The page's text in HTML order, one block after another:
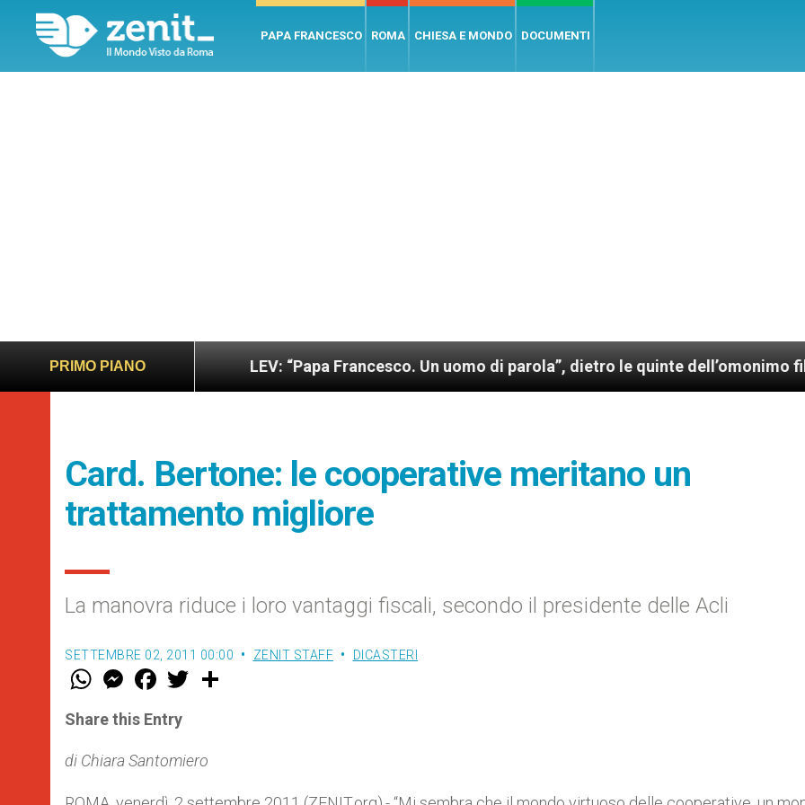
PAPA FRANCESCO ROMA CHIESA E MONDO DOCUMENTI
PRIMO PIANO
e giusto LEV: “Papa Francesco. Un uomo di parola”, dietro le quinte dell’omonimo film di Wim
Card. Bertone: le cooperative meritano un
trattamento migliore
La manovra riduce i loro vantaggi fiscali, secondo il presidente delle Acli
SETTEMBRE 02, 2011 00:00 ZENIT STAFF DICASTERI
W
t
s
p
p
M
e
s
e
g
e
F
a
e
b
o
k
w
r
Share this Entry
di Chiara Santomiero